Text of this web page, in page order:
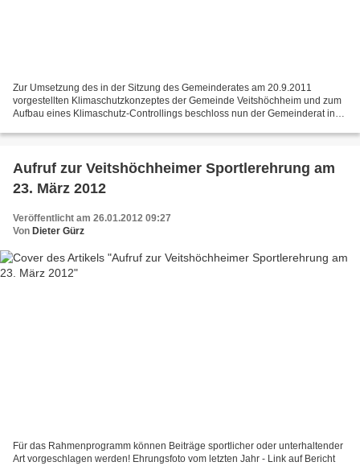
Zur Umsetzung des in der Sitzung des Gemeinderates am 20.9.2011
vorgestellten Klimaschutzkonzeptes der Gemeinde Veitshöchheim und zum
Aufbau eines Klimaschutz-Controllings beschloss nun der Gemeinderat in
Aufruf zur Veitshöchheimer Sportlerehrung am
23. März 2012
Veröffentlicht am 26.01.2012 09:27
Von Dieter Gürz
Für das Rahmenprogramm können Beiträge sportlicher oder unterhaltender
Art vorgeschlagen werden! Ehrungsfoto vom letzten Jahr - Link auf Bericht